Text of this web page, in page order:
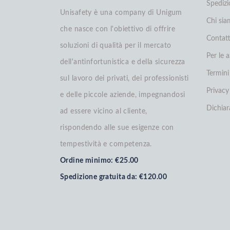
Unisafety è una company di Unigum
che nasce con l'obiettivo di offrire
soluzioni di qualità per il mercato
dell'antinfortunistica e della sicurezza
sul lavoro dei privati, dei professionisti
e delle piccole aziende, impegnandosi
ad essere vicino al cliente,
rispondendo alle sue esigenze con
tempestività e competenza.
Ordine minimo: €25.00
Spedizione gratuita da: €120.00
Chi
Per le